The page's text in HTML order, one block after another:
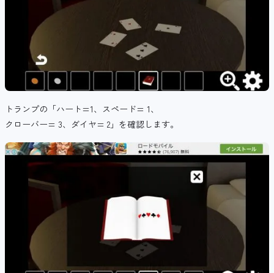
トランプの「ハート=1、スペード= 1、
クローバー= 3、ダイヤ= 2」を確認します。